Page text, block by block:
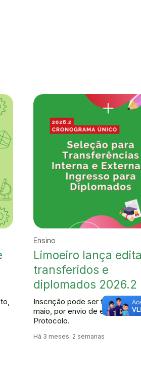
Ensino
Limoeiro lança
transferidos e
diplomados 2026.2
Inscrição pode ser feita até 17
maio, por envio de e-mail ao
Protocolo.
Há 3 meses, 2 semanas